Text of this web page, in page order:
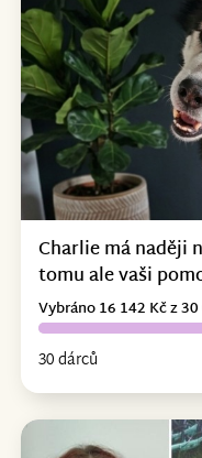
Charlie má naději
tomu ale vaši
30 dárců
Vybráno 16 142 Kč z